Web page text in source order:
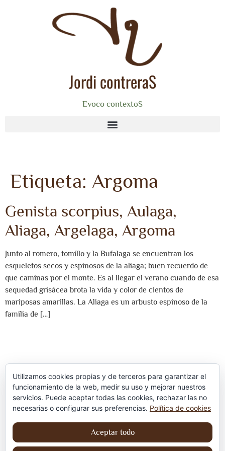
Jordi contreraS
Evoco contextoS
Etiqueta: Argoma
Genista scorpius, Aulaga,
Aliaga, Argelaga, Argoma
Junto al romero, tomillo y la Bufalaga se encuentran los
esqueletos secos y espinosos de la aliaga; buen recuerdo de
que caminas por el monte. Es al llegar el verano cuando de esa
sequedad grisácea brota la vida y color de cientos de
mariposas amarillas. La Aliaga es un arbusto espinoso de la
familia de […]
Política de privacidad
Aviso Legal
Política de cookies
Utilizamos cookies propias y de terceros para garantizar el
funcionamiento de la web, medir su uso y mejorar nuestros
servicios. Puede aceptar todas las cookies, rechazar las no
necesarias o configurar sus preferencias. Política de cookies
Aceptar todo